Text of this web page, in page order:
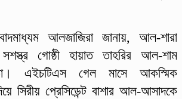
আলজাজিরা জানায়, আল-শারা
সশস্ত্র গোষ্ঠী হায়াত তাহরির আল-শাম
এইচটিএস গেল মাসে আকস্মিক
সিরীয় প্রেসিডেন্ট বাশার আল-আসাদকে